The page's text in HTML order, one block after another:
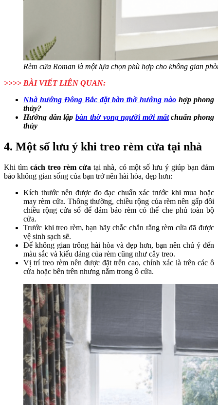
Rèm cửa Roman là một lựa chọn phù hợp cho không gian
>>>> BÀI VIẾT LIÊN QUAN:
Nhà hướng Đông Bắc đặt bàn thờ hướng nào hợp phong
thủy?
Hướng dẫn lậpbàn thờ vong người mới mấtchuẩn phong
thủy
4. Một số lưu ý khi treo rèm cửa tại nhà
Khi tìmcách treo rèm cửa tại nhà, có một số lưu ý giúp bạn đảm
bảo không gian sống của bạn trở nên hài hòa, đẹp hơn:
Kích thước nên được đo đạc chuẩn xác trước khi mua hoặc
may rèm cửa. Thông thường, chiều rộng của rèm nên gấp đôi
chiều rộng cửa sổ để đảm bảo rèm có thể che phủ toàn bộ
cửa.
Trước khi treo rèm, bạn hãy chắc chắn rằng rèm cửa đã được
vệ sinh sạch sẽ.
Để không gian trông hài hòa và đẹp hơn, bạn nên chú ý đến
màu sắc và kiểu dáng của rèm cũng như cây treo.
Vị trí treo rèm nên được đặt trên cao, chính xác là trên các ô
cửa hoặc bên trên nhưng nằm trong ô cửa.